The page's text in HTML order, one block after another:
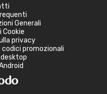
Generali
Cookie
privacy
codici promozionali